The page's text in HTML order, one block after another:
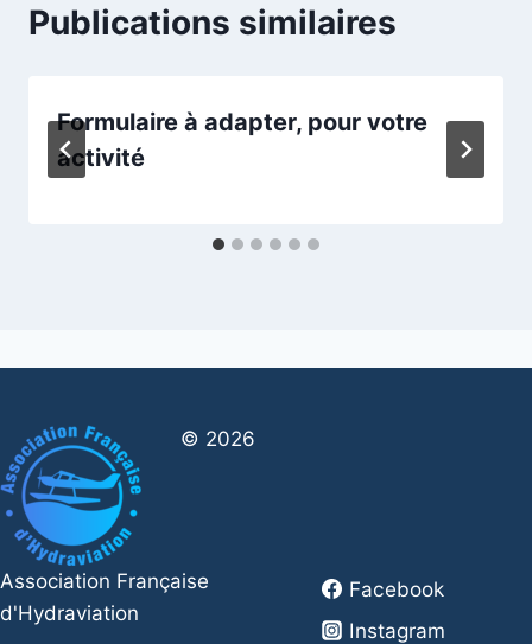
Publications similaires
Formulaire à adapter, pour votre
activité
© 2026
Association Française
d'Hydraviation
Facebook
Instagram